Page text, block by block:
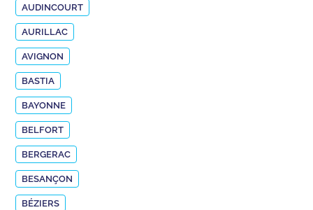
AUDINCOURT
AURILLAC
AVIGNON
BASTIA
BAYONNE
BELFORT
BERGERAC
BESANÇON
BÉZIERS